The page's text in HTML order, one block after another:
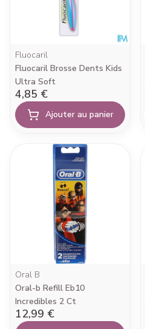
Fluocaril
Fluocaril Brosse Dents Kids
Ultra Soft
4,85 €
Ajouter au panier
Oral B
Oral-b Refill Eb10
Incredibles 2 Ct
12,99 €